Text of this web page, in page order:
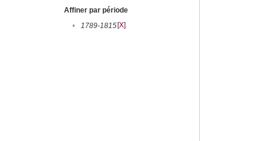
Affiner par période
•
1789-1815[X]